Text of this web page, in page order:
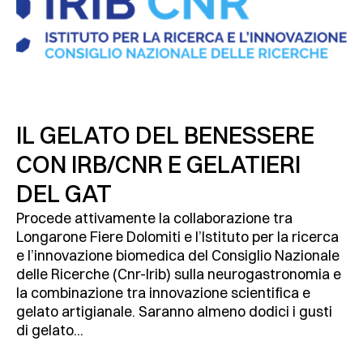
IL GELATO DEL BENESSERE
CON IRB/CNR E GELATIERI
DEL GAT
Procede attivamente la collaborazione tra
Longarone Fiere Dolomiti e l’Istituto per la ricerca
e l’innovazione biomedica del Consiglio Nazionale
delle Ricerche (Cnr-Irib) sulla neurogastronomia e
la combinazione tra innovazione scientifica e
gelato artigianale. Saranno almeno dodici i gusti
di gelato...